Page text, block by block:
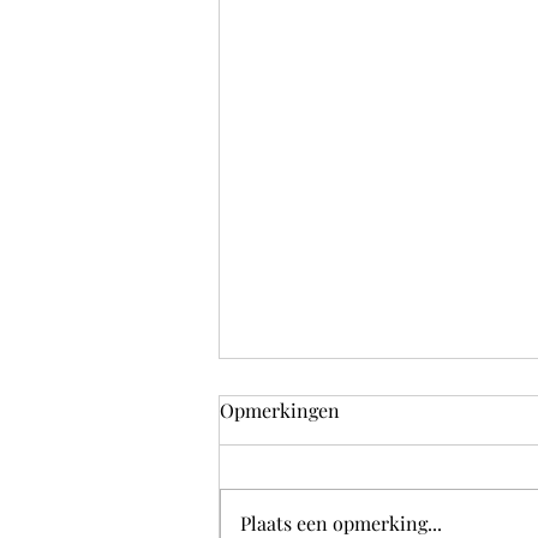
Opmerkingen
Plaats een opmerking...